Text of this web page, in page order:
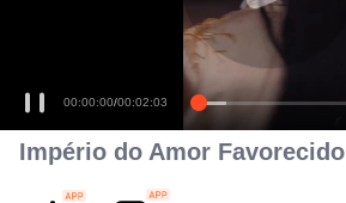
00:00:00/00:02:03
Império do Amor Favorecido